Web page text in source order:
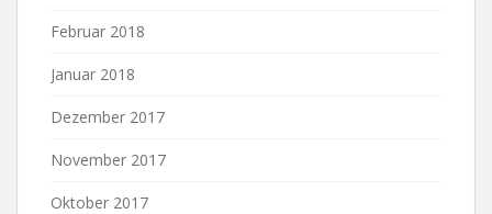
Februar 2018
Januar 2018
Dezember 2017
November 2017
Oktober 2017